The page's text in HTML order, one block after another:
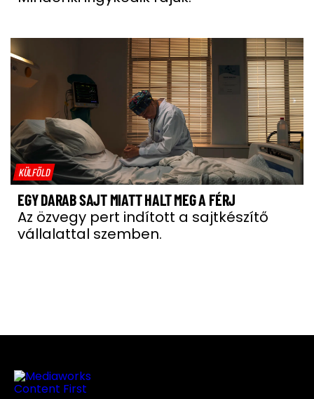
KÜLFÖLD
EGY DARAB SAJT MIATT HALT MEG A FÉRJ
Az özvegy pert indított a sajtkészítő
vállalattal szemben.